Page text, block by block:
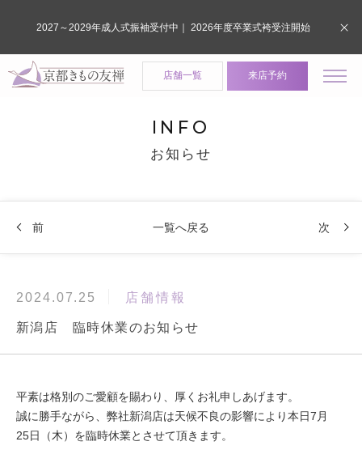
店舗一覧 来店予約
INFO
お知らせ
前 一覧へ戻る 次
2024.07.25 店舗情報
新潟店 臨時休業のお知らせ
平素は格別のご愛顧を賜わり、厚くお礼申しあげます。
誠に勝手ながら、弊社新潟店は天候不良の影響により本日7月
25日（木）を臨時休業とさせて頂きます。
2027～2029年成人式振袖受付中｜ 2026年度卒業式袴受注開始